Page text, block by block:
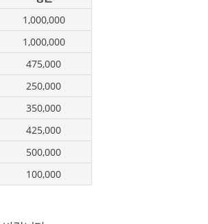
1,000,000
1,000,000
475,000
250,000
350,000
425,000
500,000
100,000